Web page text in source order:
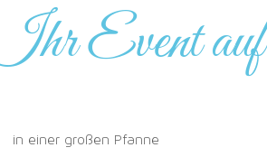
Event
in einer großen Pfanne